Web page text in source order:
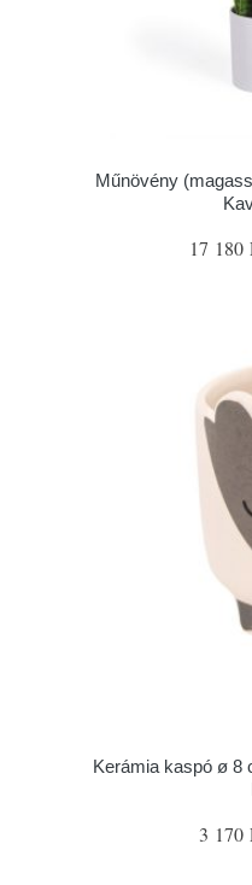
Műnövény
17 180
Kerámia kaspó ø 8
3 170